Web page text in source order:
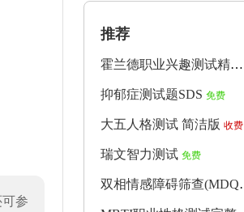
参
推荐
霍兰德职业兴趣测试精简版
抑郁症测试题SDS 免费
大五人格测试 简洁版 收费
瑞文智力测试 免费
双相情感障碍筛查(MDQ)